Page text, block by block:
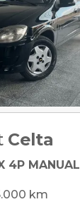
Celta
4P MANUAL
km